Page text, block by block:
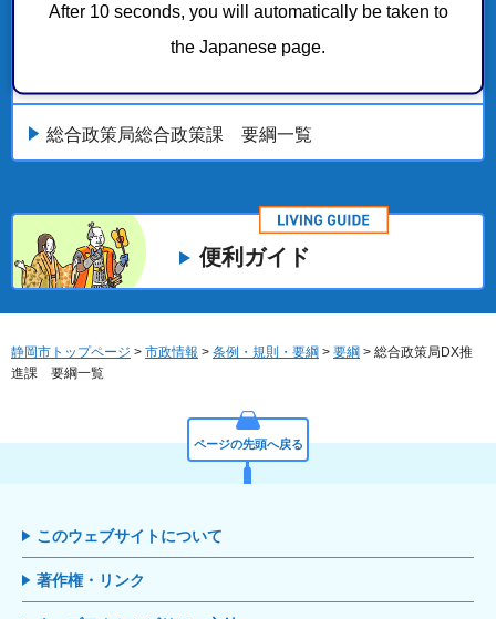
After 10 seconds, you will automatically be taken to
the Japanese page.
駿河湾・海洋DX先端拠点化計画「海洋DX研究開
総合政策局総合政策課 要綱一覧
便利ガイド
静岡市トップページ > 市政情報 > 条例・規則・要綱 > 要綱 > 総合政策局DX推
進課 要綱一覧
ページの先頭へ戻る
このウェブサイトについて
著作権・リンク